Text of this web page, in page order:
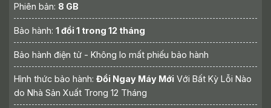
Phiên bản: 8 GB
Bảo hành: 1 đổi 1 trong 12 tháng
Bảo hành điện tử - Không lo mất phiếu bảo hành
Hình thức bảo hành: Đổi Ngay Máy Mới Với Bất Kỳ Lỗi Nào
do Nhà Sản Xuất Trong 12 Tháng